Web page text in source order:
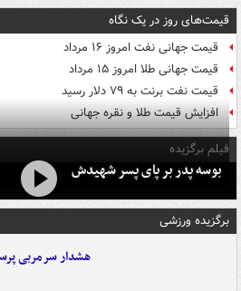
قیمت‌های روز در یک نگاه
قیمت جهانی نفت امروز ۱۶ مرداد
قیمت جهانی طلا امروز ۱۵ مرداد
قیمت نفت برنت به ۷۹ دلار رسید
افزایش قیمت طلا و نقره جهانی
فیلم برگزیده
بوسه‌ پدر بر پای پسر شهیدش
برگزیده ورزشی
هشدار سرمربی